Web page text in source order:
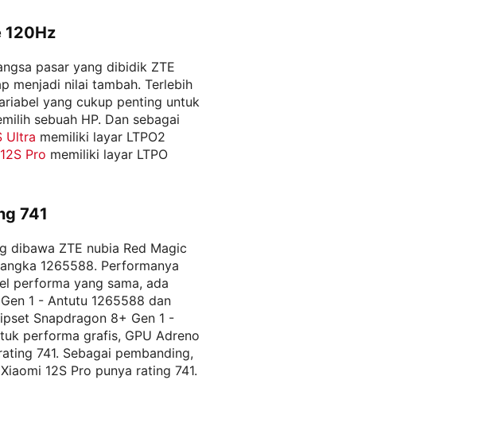
120Hz
pasar yang dibidik ZTE
menjadi nilai tambah. Terlebih
yang cukup penting untuk
sebuah HP. Dan sebagai
Ultra memiliki layar LTPO2
Pro memiliki layar LTPO
741
dibawa ZTE nubia Red Magic
1265588. Performanya
performa yang sama, ada
1 - Antutu 1265588 dan
Snapdragon 8+ Gen 1 -
performa grafis, GPU Adreno
741. Sebagai pembanding,
12S Pro punya rating 741.